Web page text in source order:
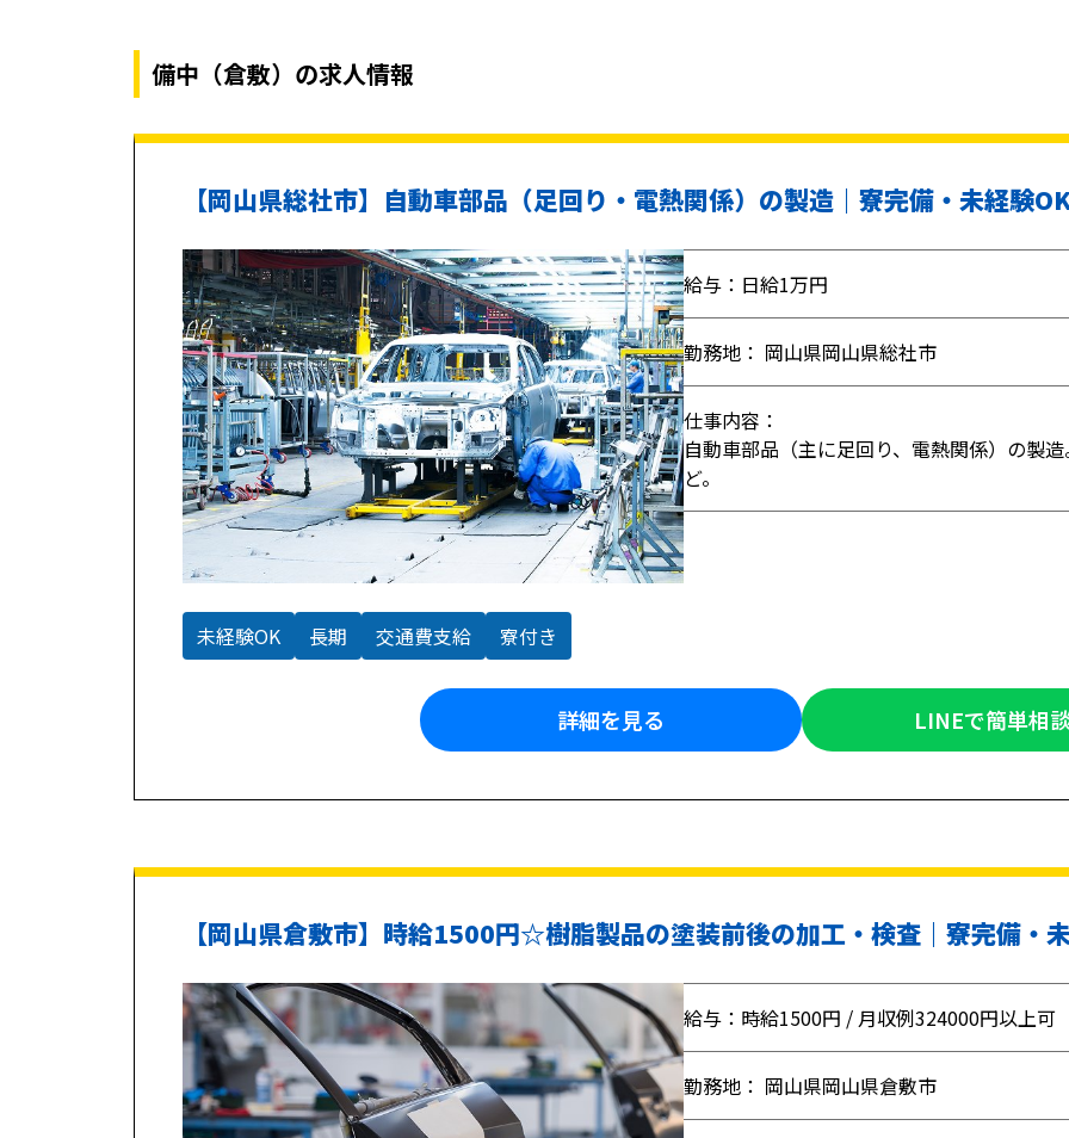
備中（倉敷）の求人情報
【岡山県総社市】自動車部品（足回り・電熱関係）の製造｜寮完備・未経験
未経験OK 長期 交通費支給 寮付き
給与：日給1万円
勤務地： 岡山県岡山県総社市
仕事内容：
自動車部品（主に足回り、電熱関係）の製
ど。
詳細を見る LINEで簡単相
【岡山県倉敷市】時給1500円☆樹脂製品の塗装前後の加工・検査｜寮完備・
給与：時給1500円 / 月収例324000円以上可
勤務地： 岡山県岡山県倉敷市